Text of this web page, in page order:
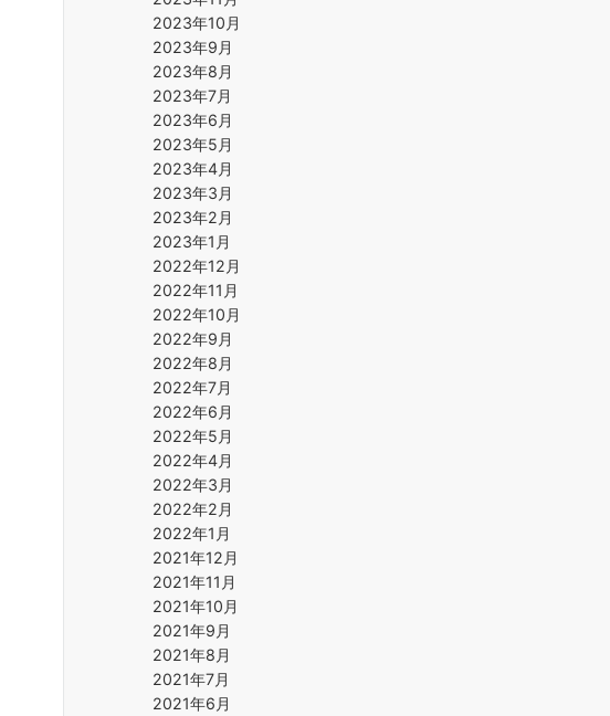
2023年10月
2023年9月
2023年8月
2023年7月
2023年6月
2023年5月
2023年4月
2023年3月
2023年2月
2023年1月
2022年12月
2022年11月
2022年10月
2022年9月
2022年8月
2022年7月
2022年6月
2022年5月
2022年4月
2022年3月
2022年2月
2022年1月
2021年12月
2021年11月
2021年10月
2021年9月
2021年8月
2021年7月
2021年6月